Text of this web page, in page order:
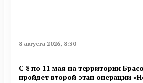
8 августа 2026, 8:30
С 8 по 11 мая на территории
пройдет второй этап операции